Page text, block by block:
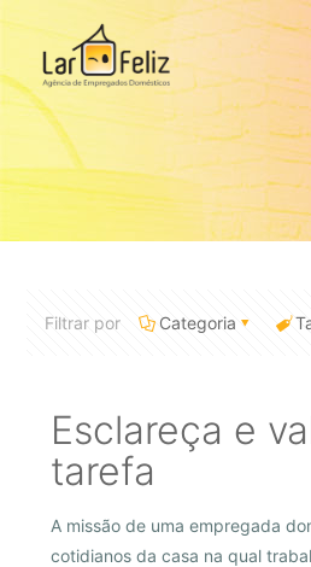
Filtrar por Categoria
Esclareça e
tarefa
A missão de uma empregada
cotidianos da casa na qual